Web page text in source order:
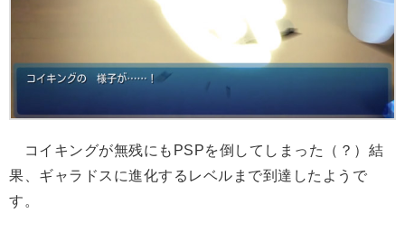
コイキングが無残にもPSPを倒してしまった（？）結
果、ギャラドスに進化するレベルまで到達したようで
す。